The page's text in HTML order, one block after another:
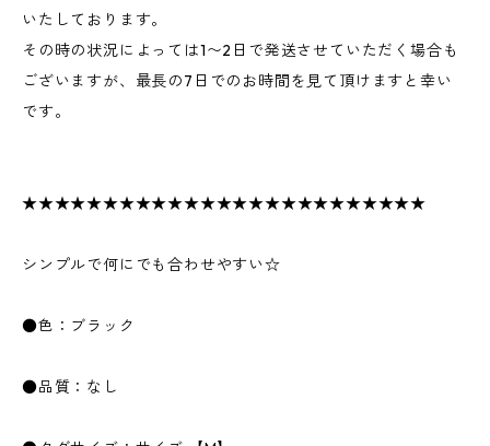
いたしております。
その時の状況によっては1〜2日で発送させていただく場合も
ございますが、最長の7日でのお時間を見て頂けますと幸い
です。
★★★★★★★★★★★★★★★★★★★★★★★★★
シンプルで何にでも合わせやすい☆
●色：ブラック
●品質：なし